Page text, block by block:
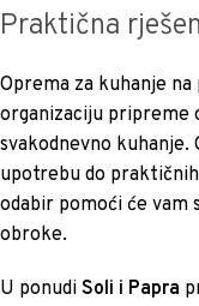
Praktična
Oprema za kuhanje
organizaciju pripreme
svakodnevno kuhanje.
upotrebu do
odabir pomoći će
obroke.
U ponudi Soli i Papra